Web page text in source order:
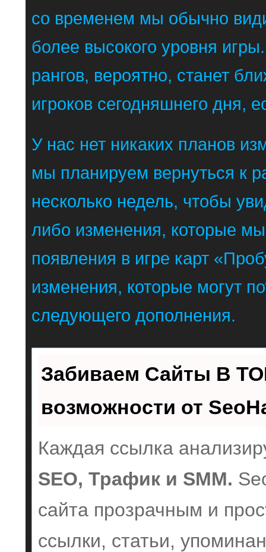
со временем мы обычно
более высокого уровня
рангов, вероятно, станет
игроков сегодняшнего дня,
У нас нет никаких планов
мы планируем вернуться к
несколько недель, чтобы
либо изменения, которые мы
появления в игре карт
изменения, которые могут
следующего дополнения.
Забиваем Сайты В
возможности от
Каждая ссылка
SEO, Трафик и SMM.
сайта прозрачным и
ссылки, статьи,